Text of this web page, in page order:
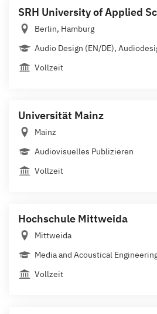
SRH University of Applied
Berlin, Hamburg
Audio Design (EN/DE),
Vollzeit
Universität Mainz
Mainz
Audiovisuelles Publizieren
Vollzeit
Hochschule Mittweida
Mittweida
Media and Acoustical
Vollzeit